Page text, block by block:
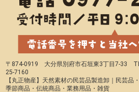
〒874-0919 大分県別府市石垣東3丁目7-33
25-7160
【丸正物産】天然素材の民芸品製造卸｜民芸品
季節商品・伝統商品・業務用品・雑貨